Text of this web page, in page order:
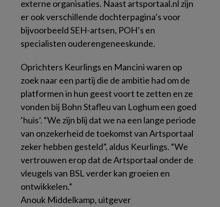
externe organisaties. Naast artsportaal.nl zijn
er ook verschillende dochterpagina’s voor
bijvoorbeeld SEH-artsen, POH’s en
specialisten ouderengeneeskunde.
Oprichters Keurlings en Mancini waren op
zoek naar een partij die de ambitie had om de
platformen in hun geest voort te zetten en ze
vonden bij Bohn Stafleu van Loghum een goed
‘huis’. “We zijn blij dat we na een lange periode
van onzekerheid de toekomst van Artsportaal
zeker hebben gesteld”, aldus Keurlings. “We
vertrouwen erop dat de Artsportaal onder de
vleugels van BSL verder kan groeien en
ontwikkelen.”
Anouk Middelkamp, uitgever